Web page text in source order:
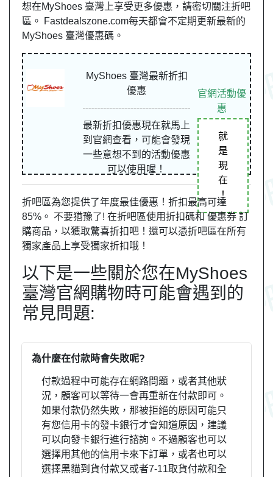
想在MyShoes 臺灣上享受更多優惠，請密切關注折吧
區。 Fastdealszone.com每天都會不定期更新最新的
MyShoes 臺灣優惠碼。
MyShoes 臺灣最新折扣
優惠
最新折扣優惠現在就馬上
到官網查看，可能會發現
一些意想不到的活動優惠
可以使用喔！
官網活動優
惠
就
是
現
在
！
折吧區為您提供了年度最佳優惠！折扣最高可達
85%。 不要猶豫了! 在折吧區使用折扣碼和 優惠券 訂
購商品，以獲取驚喜折扣吧！還可以憑折吧區在所有
獨家產品上享受獨家折扣哦！
以下是一些關於您在MyShoes
臺灣官網購物時可能會遇到的
常見問題:
為什麼在付款時會失敗呢?
付款過程中可能存在網路問題，或者其他狀
況，顧客可以等待一會再重新在付款即可。
如果付款仍然失敗，那被拒絕的原因可能只
有您信用卡的發卡銀行才會知道原因，建議
可以向發卡銀行進行諮詢。不過顧客也可以
選擇用其他的信用卡來下訂單，或者也可以
選擇黑貓到貨付款又或者7-11取貨付款和全